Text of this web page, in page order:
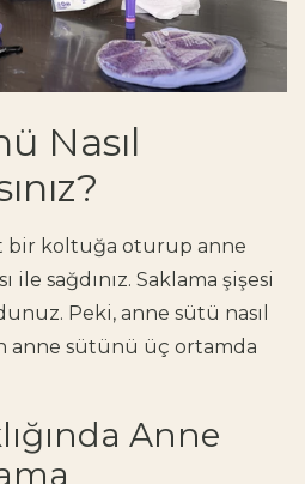
Nasıl
bir koltuğa oturup anne
sağdınız. Saklama şişesi
Peki, anne sütü nasıl
anne sütünü üç ortamda
Anne